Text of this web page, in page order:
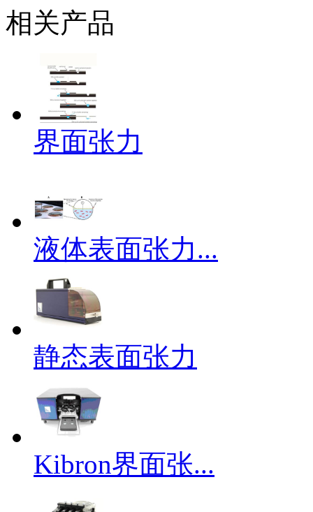
相关产品
界面张力
液体表面张力...
静态表面张力
Kibron界面张...